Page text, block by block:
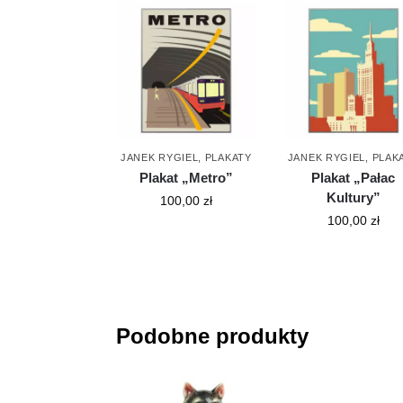
JANEK RYGIEL PLAKATY
Plakat „Metro”
100,00 zł
JANEK RYGIEL
Plakat „Pałac
Kultury”
100,00 zł
Podobne produkty